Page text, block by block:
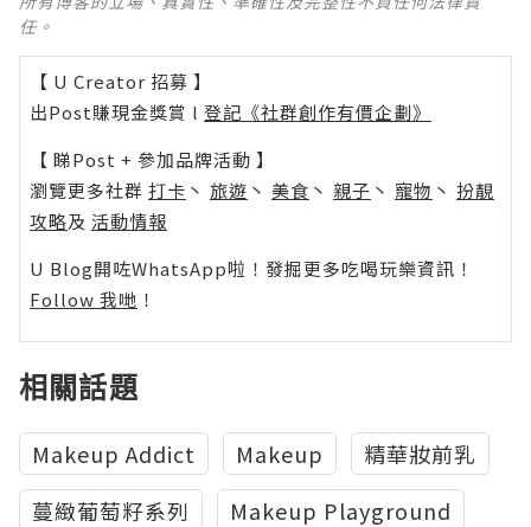
任。
【 U Creator 招募 】
出Post賺現金獎賞 l 登記《社群創作有價企劃》
【 睇Post + 參加品牌活動 】
瀏覽更多社群 打卡 丶 旅遊 丶 美食 丶 親子 丶 寵物 丶 扮靚
攻略及 活動情報
U Blog開咗WhatsApp啦！發掘更多吃喝玩樂資訊！
Follow 我哋 ！
相關話題
Makeup Addict Makeup
精華妝前乳
蔓緻葡萄籽系列
Makeup Playground